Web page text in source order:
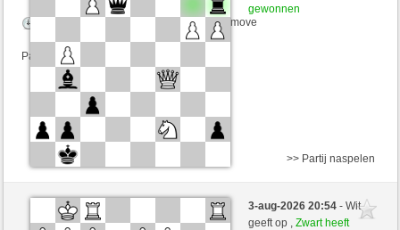
Speelduur: 5 minutes/side + 5 seconds/move
Partij telt mee voor de ranglijst
gewonnen
Wit
Timo1982Schmidt (1108) (-7)
Zwart
Mike88 (1316) (+7)
>> Partij naspelen
3-aug-2026 20:54- Wit
geeft op ,Zwart heeft